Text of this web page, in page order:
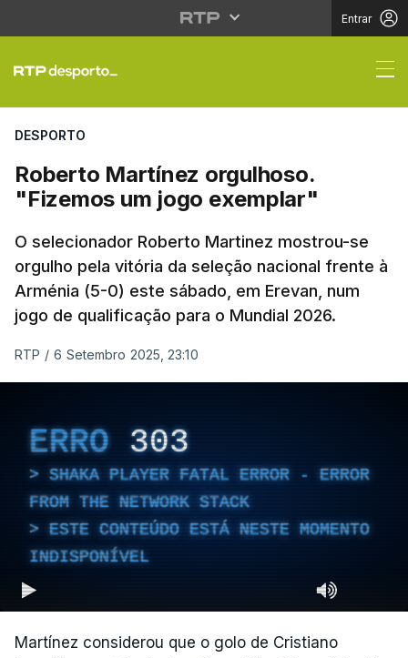
Entrar
Roberto Martínez
DESPORTO
Roberto Martínez orgulhoso.
"Fizemos um jogo exemplar"
O selecionador Roberto Martinez mostrou-se
orgulho pela vitória da seleção nacional frente à
Arménia (5-0) este sábado, em Erevan, num
jogo de qualificação para o Mundial 2026.
RTP / 6 Setembro 2025, 23:10
ERRO 303
SHAKA PLAYER FATAL ERROR - ERROR
FROM THE NETWORK STACK
ESTE CONTEÚDO ESTÁ NESTE MOMENTO
INDISPONÍVEL
Martínez considerou que o golo de Cristiano